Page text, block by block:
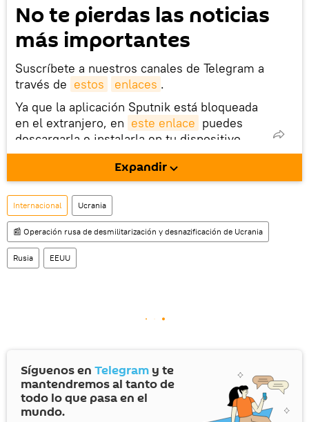
No te pierdas las noticias
más importantes
Suscríbete a nuestros canales de Telegram a
través de estos enlaces .
Ya que la aplicación Sputnik está bloqueada
en el extranjero, en este enlace puedes
descargarla e instalarla en tu dispositivo
móvil (¡solo para Android!).
También tenemos una cuenta en la red
social rusa VK .
Expandir
Internacional Ucrania
📰 Operación rusa de desmilitarización y desnazificación de Ucrania
Rusia EEUU
Síguenos en Telegram y te
mantendremos al tanto de
todo lo que pasa en el
mundo.